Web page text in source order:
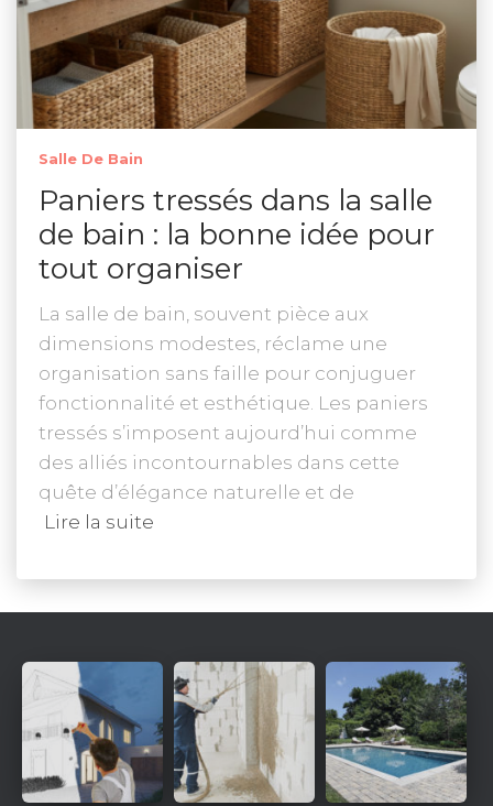
Salle De Bain
Paniers tressés dans la salle
de bain : la bonne idée pour
tout organiser
La salle de bain, souvent pièce aux
dimensions modestes, réclame une
organisation sans faille pour conjuguer
fonctionnalité et esthétique. Les paniers
tressés s’imposent aujourd’hui comme
des alliés incontournables dans cette
quête d’élégance naturelle et de
Lire la suite